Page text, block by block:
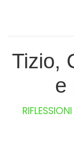
Tizio,
e
RIFLESSIONI